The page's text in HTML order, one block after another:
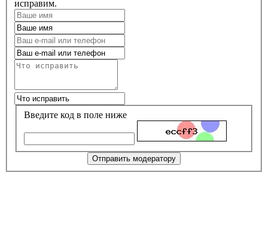
исправим.
Введите код в поле ниже
Отправить модератору